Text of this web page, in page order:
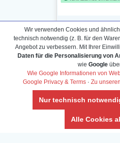
Widerrufs­recht /
AGB &
Umwelt und
Vertrag
Wir verwenden Cookies und
technisch notwendig (z. B. für den
Angebot zu verbessern. Mit Ihrer
Daten für die Personalisierung von
wie Google
Wie Google Informationen von
Google Privacy & Terms · Zu
Nur technisch
Alle Cookies